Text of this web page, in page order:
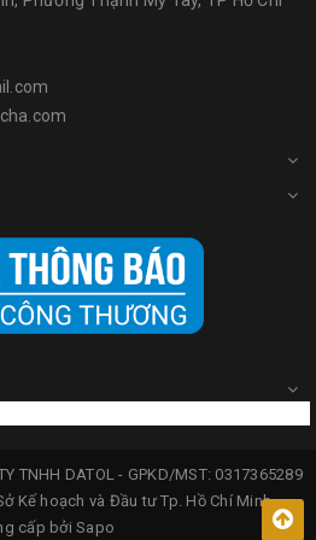
TNHH DATOL - GPKD/MST: 0317365289
Kế hoạch và Đầu tư Tp. Hồ Chí Minh.
cấp bởiSapo